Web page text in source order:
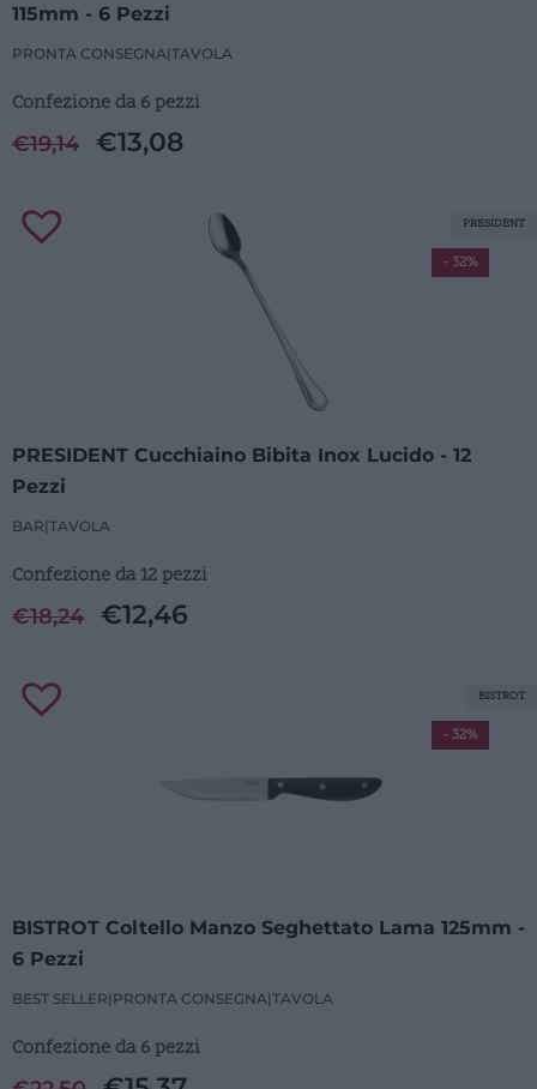
115mm - 6 Pezzi
PRONTA CONSEGNA|TAVOLA
Confezione da 6 pezzi
€19,14 €13,08
PRESIDENT Cucchiaino Bibita Inox Lucido - 12
Pezzi
BAR|TAVOLA
Confezione da 12 pezzi
€18,24 €12,46
- 32%
PRESIDENT
BISTROT Coltello Manzo Seghettato Lama 125mm -
6 Pezzi
BEST SELLER| PRONTA CONSEGNA|TAVOLA
Confezione da 6 pezzi
- 32%
BISTROT